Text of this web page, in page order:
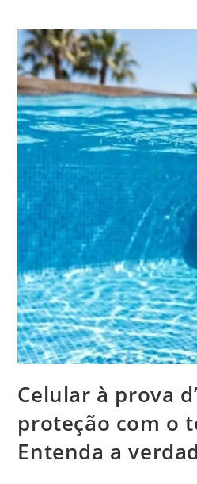
Celular à prova
proteção com o
Entenda a